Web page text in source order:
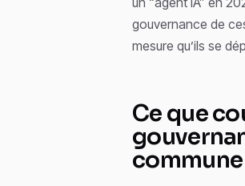
gouvernance de
mesure qu’ils se
Ce que
commune